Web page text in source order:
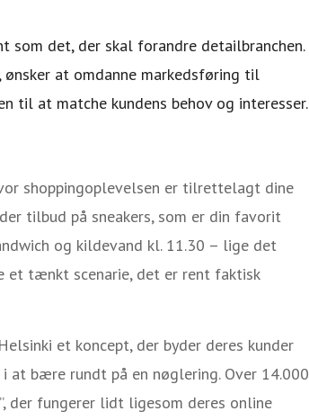
det, der skal forandre detailbranchen.
ønsker at omdanne markedsføring til
til at matche kundens behov og interesser.
shoppingoplevelsen er tilrettelagt dine
tilbud på sneakers, som er din favorit
og kildevand kl. 11.30 – lige det
et tænkt scenarie, det er rent faktisk
et koncept, der byder deres kunder
bære rundt på en nøglering. Over 14.000
”, der fungerer lidt ligesom deres online